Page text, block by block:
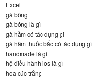
Excel
gà bông
gà bông là gì
gà hầm có tác dụng gi
gà hầm thuốc bắc có tác dụng gì
handmade là gì
hệ điều hành ios là gì
hoa cúc trắng